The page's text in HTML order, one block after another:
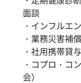
面談
・インフルエ
・業務災害補
・社用携帯貸与
・コプロ・コ
会）